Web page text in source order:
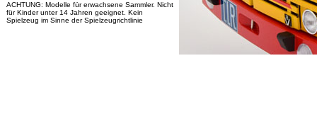
ACHTUNG: Modelle für erwachsene Sammler. Nicht
für Kinder unter 14 Jahren geeignet. Kein
Spielzeug im Sinne der Spielzeugrichtlinie